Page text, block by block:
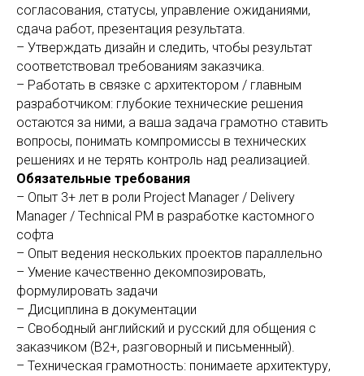
согласования, статусы, управление ожиданиями,
сдача работ, презентация результата.
– Утверждать дизайн и следить, чтобы результат
соответствовал требованиям заказчика.
– Работать в связке с архитектором / главным
разработчиком: глубокие технические решения
остаются за ними, а ваша задача грамотно ставить
вопросы, понимать компромиссы в технических
решениях и не терять контроль над реализацией.
Обязательные требования
– Опыт 3+ лет в роли Project Manager / Delivery
Manager / Technical PM в разработке кастомного
софта
– Опыт ведения нескольких проектов параллельно
– Умение качественно декомпозировать,
формулировать задачи
– Дисциплина в документации
– Свободный английский и русский для общения с
заказчиком (B2+, разговорный и письменный).
– Техническая грамотность: понимаете архитектуру,